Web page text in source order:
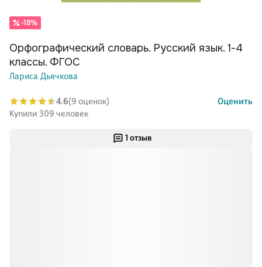
1 отзыв
-18%
Орфографический словарь. Русский язык. 1-4
классы. ФГОС
Лариса Дьячкова
4.6(9 оценок)
Оценить
Купили 309 человек